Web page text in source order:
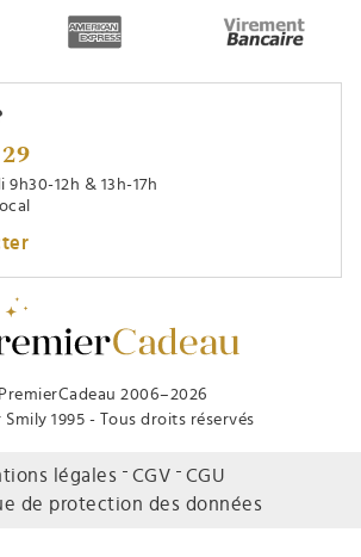
2006–2026
Smily 1995 - Tous droits réservés
12h & 13h-17h
légales CGV
CGU
de protection des données